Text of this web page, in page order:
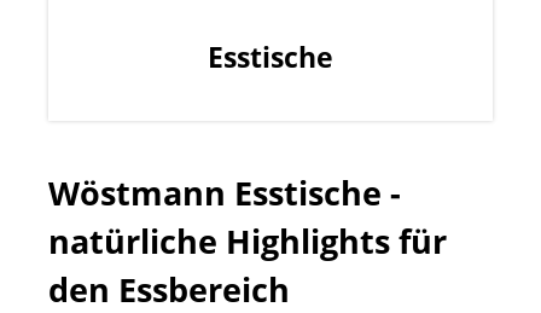
Esstische
Wöstmann Esstische -
natürliche Highlights für
den Essbereich